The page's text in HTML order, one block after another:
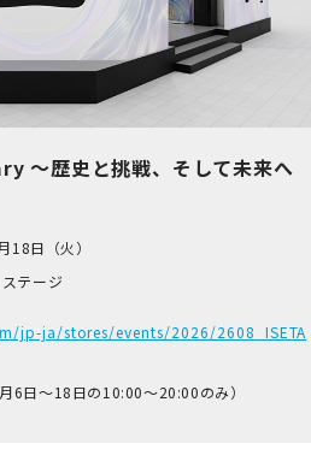
～歴史と挑戦、そして未来へ
日（火）
テージ
jp-ja/stores/events/2026/2608_ISETA
6日～18日の1​0:00～2​0:00のみ）